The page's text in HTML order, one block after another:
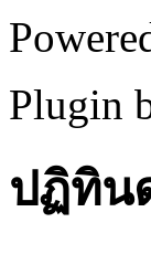
Plugin
ปฏิทิน